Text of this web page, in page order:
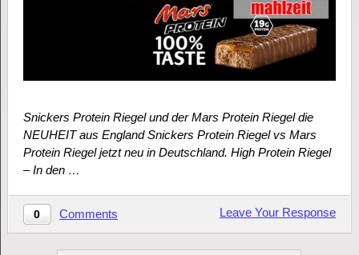
Snickers Protein Riegel und der Mars Protein Riegel die
NEUHEIT aus England Snickers Protein Riegel vs Mars
Protein Riegel jetzt neu in Deutschland. High Protein Riegel
– In den …
0 Comments Leave Your Response